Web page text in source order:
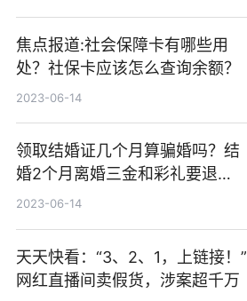
焦点报道:社会保障卡有哪些用
处？社保卡应该怎么查询余额？
2023-06-14
领取结婚证几个月算骗婚吗？结
婚2个月离婚三金和彩礼要退
吗？
2023-06-14
天天快看：“3、2、1，上链接！”
网红直播间卖假货，涉案超千万